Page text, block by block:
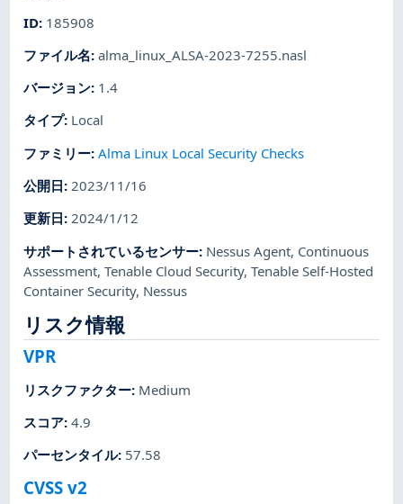
ID: 185908
ファイル名:alma_linux_ALSA-2023-7255.nasl
バージョン: 1.4
タイプ: Local
ファミリー:Alma Linux Local Security Checks
公開日:2023/11/16
更新日:2024/1/12
サポートされているセンサー: Nessus Agent, Continuous
Assessment,Tenable Cloud Security,Tenable Self-Hosted
Container Security, Nessus
リスク情報
VPR
リスクファクター: Medium
スコア:4.9
パーセンタイル: 57.58
CVSS v2